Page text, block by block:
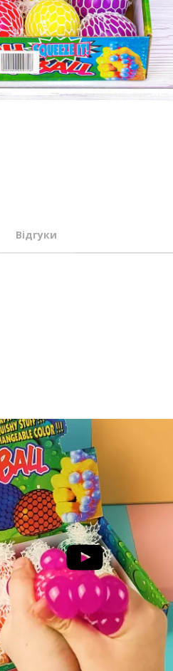
Відгуки